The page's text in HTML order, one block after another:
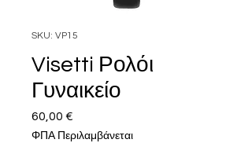
SKU: VP15
Visetti Ρολόι
Γυναικείο
60,00 €
ΦΠΑ Περιλαμβάνεται